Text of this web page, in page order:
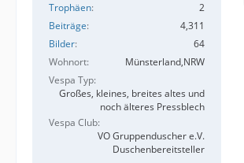
Trophäen
2
Beiträge
4,311
Bilder
64
Wohnort
Münsterland,NRW
Vespa Typ
Großes, kleines, breites altes und
noch älteres Pressblech
Vespa Club
VO Gruppenduscher e.V.
Duschenbereitsteller